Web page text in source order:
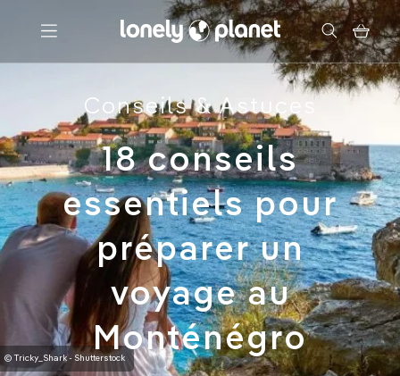
Menu
Votre recherche
Conseils & Astuces
18 conseils
essentiels pour
préparer un
voyage au
Monténégro
© Tricky_Shark - Shutterstock